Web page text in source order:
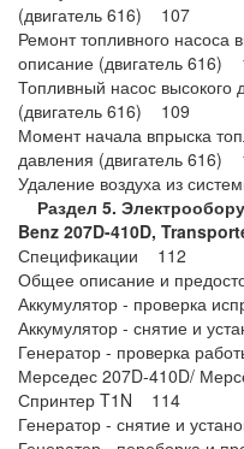
(двигатель 616) 107
Ремонт топливного насоса
описание (двигатель 616)
Топливный насос высокого
(двигатель 616) 109
Момент начала впрыска
давления (двигатель 616)
Удаление воздуха из
Раздел 5.
Benz 207D-410D,
Спецификации 112
Общее описание и
Аккумулятор - проверка
Аккумулятор - снятие и
Генератор - проверка
Мерседес 207D-410D/
Спринтер T1N 114
Генератор - снятие и